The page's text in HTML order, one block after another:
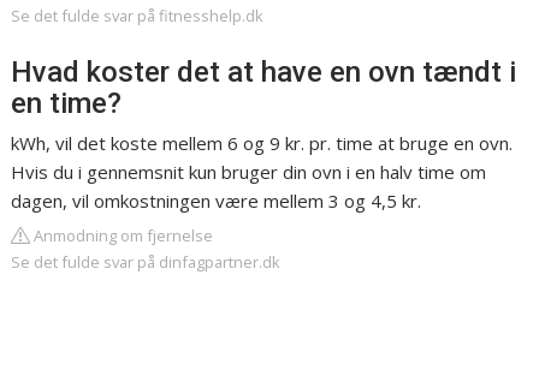
Se det fulde svar på fitnesshelp.dk
Hvad koster det at have en ovn tændt i
en time?
kWh, vil det koste mellem 6 og 9 kr. pr. time at bruge en ovn.
Hvis du i gennemsnit kun bruger din ovn i en halv time om
dagen, vil omkostningen være mellem 3 og 4,5 kr.
Anmodning om fjernelse
Se det fulde svar på dinfagpartner.dk